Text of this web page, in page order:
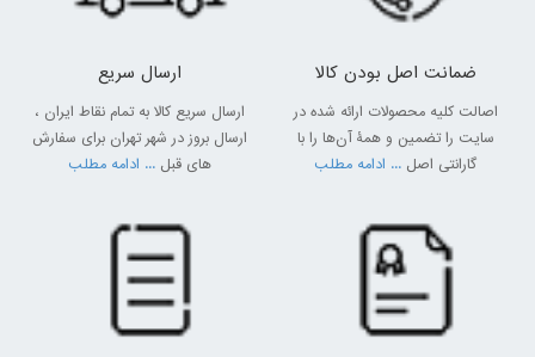
ضمانت اصل بودن کالا
اصالت کلیه محصولات ارائه شده در
سایت را تضمین و همۀ آن‌ها را با
گارانتی اصل ... ادامه مطلب
ارسال سریع
ارسال سریع کالا به تمام نقاط ایران ،
ارسال بروز در شهر تهران برای سفارش
های قبل ... ادامه مطلب